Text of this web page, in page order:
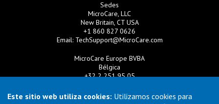
Este sitio web utiliza cookies: Utilizamos cookies para
Sedes
MicroCare, LLC
New Britain, CT USA
+1 860 827 0626
Email: TechSupport@MicroCare.com
MicroCare Europe BVBA
Bélgica
+32 2 251 95 05